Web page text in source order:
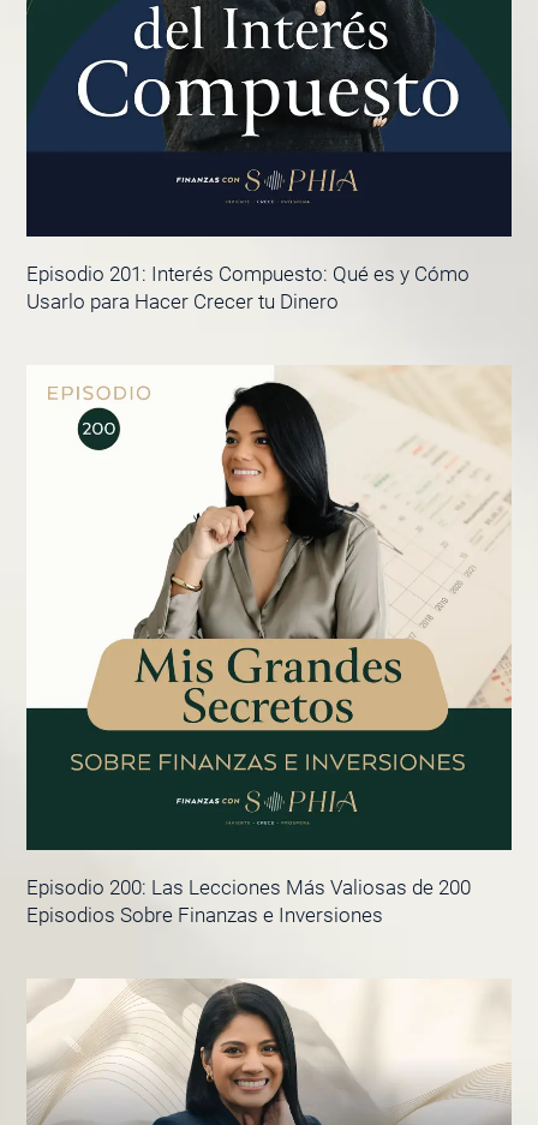
Episodio 201: Interés Compuesto: Qué es y Cómo
Usarlo para Hacer Crecer tu Dinero
Episodio 200: Las Lecciones Más Valiosas de 200
Episodios Sobre Finanzas e Inversiones